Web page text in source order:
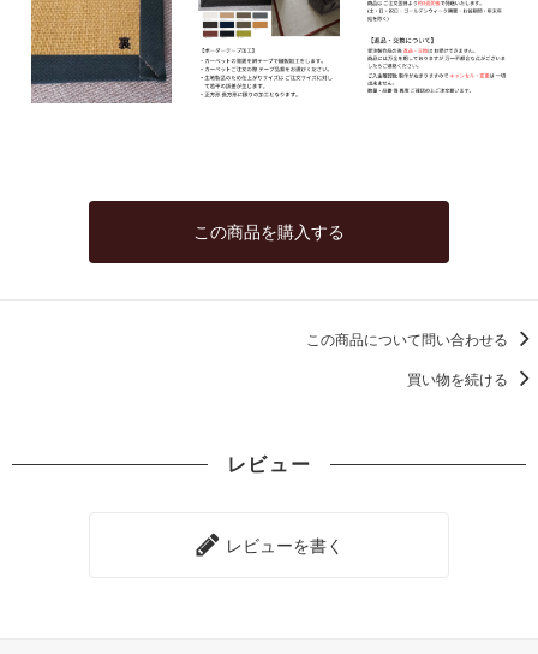
この商品を購入する
この商品について問い合わせる
買い物を続ける
レビュー
レビューを書く